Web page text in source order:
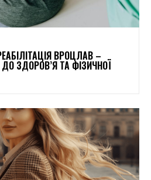
ВРОЦЛАВ –
ЗДОРОВ’Я ТА ФІЗИЧНОЇ